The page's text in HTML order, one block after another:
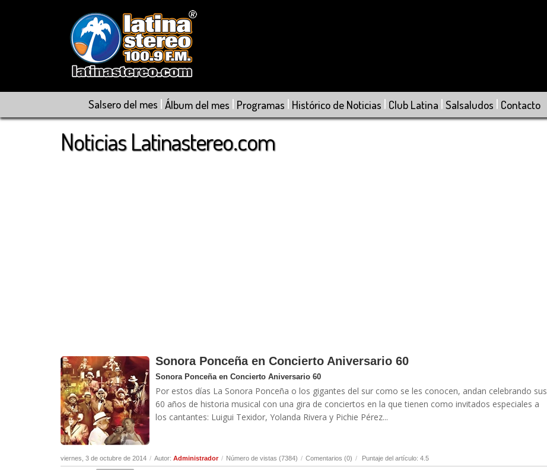
Salsero del mes | Álbum del mes | Programas | Histórico de Noticias | Club Latina | Salsaludos | Contacto
Noticias Latinastereo.com
Sonora Ponceña en Concierto Aniversario 60
Sonora Ponceña en Concierto Aniversario 60
Por estos días La Sonora Ponceña o los gigantes del sur como se les conocen, andan celebrando sus
60 años de historia musical con una gira de conciertos en la que tienen como invitados especiales a
los cantantes: Luigui Texidor, Yolanda Rivera y Pichie Pérez...
viernes, 3 de octubre de 2014 / Autor: Administrador / Número de vistas (7384) / Comentarios (0) / Puntaje del artículo: 4.5